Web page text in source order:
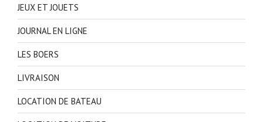
JEUX ET JOUETS
JOURNAL EN LIGNE
LES BOERS
LIVRAISON
LOCATION DE BATEAU